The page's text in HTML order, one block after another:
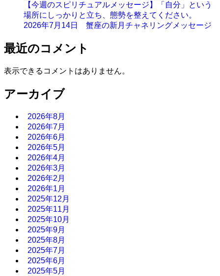
【今週のスピリチュアルメッセージ】「自分」という
場所にしっかりと立ち、態勢を整えてください。
2026年7月14日 蟹座の新月チャネリングメッセージ
最近のコメント
表示できるコメントはありません。
アーカイブ
2026年8月
2026年7月
2026年6月
2026年5月
2026年4月
2026年3月
2026年2月
2026年1月
2025年12月
2025年11月
2025年10月
2025年9月
2025年8月
2025年7月
2025年6月
2025年5月